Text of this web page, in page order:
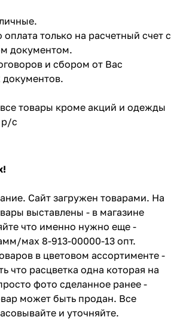
только на расчетный счет с
документом.
и сбором от Вас
документов.
товары кроме акций и одежды
р/с
Сайт загружен товарами. На
выставлены - в магазине
что именно нужно еще -
мах 8-913-00000-13 опт.
в цветовом ассортименте -
что расцветка одна которая на
фото сделанное ранее -
может быть продан. Все
и уточняйте.